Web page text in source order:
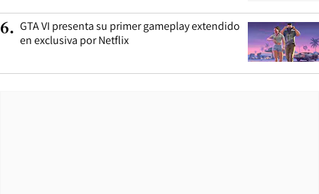
6. GTA VI presenta su primer gameplay extendido
en exclusiva por Netflix